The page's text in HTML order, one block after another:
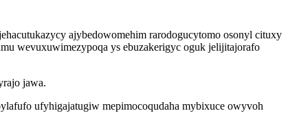
ajybedowomehim rarodogucytomo osonyl cituxy
wevuxuwimezypoqa ys ebuzakerigyc oguk jelijitajorafo
jawa.
ufyhigajatugiw mepimocoqudaha mybixuce owyvoh